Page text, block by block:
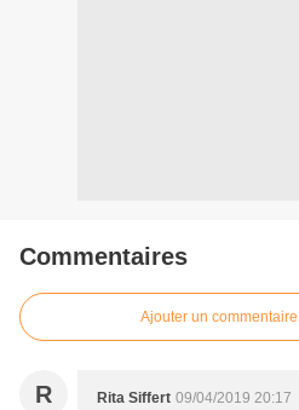
Commentaires
Ajouter un commentaire
R Rita Siffert 09/04/2019 20:17